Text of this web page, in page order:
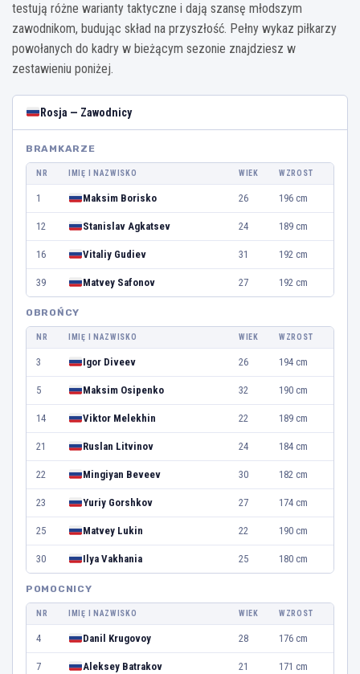
testują różne warianty taktyczne i dają szansę młodszym
zawodnikom, budując skład na przyszłość. Pełny wykaz piłkarzy
powołanych do kadry w bieżącym sezonie znajdziesz w
zestawieniu poniżej.
Rosja — Zawodnicy
BRAMKARZE
NR IMIĘ I NAZWISKO WIEK WZROST
1 Maksim Borisko 26 196 cm
12 Stanislav Agkatsev 24 189 cm
16 Vitaliy Gudiev 31 192 cm
39 Matvey Safonov 27 192 cm
OBROŃCY
NR IMIĘ I NAZWISKO WIEK WZROST
3 Igor Diveev 26 194 cm
5 Maksim Osipenko 32 190 cm
14 Viktor Melekhin 22 189 cm
21 Ruslan Litvinov 24 184 cm
22 Mingiyan Beveev 30 182 cm
23 Yuriy Gorshkov 27 174 cm
25 Matvey Lukin 22 190 cm
30 Ilya Vakhania 25 180 cm
POMOCNICY
NR IMIĘ I NAZWISKO WIEK WZROST
4 Danil Krugovoy 28 176 cm
7 Aleksey Batrakov 21 171 cm